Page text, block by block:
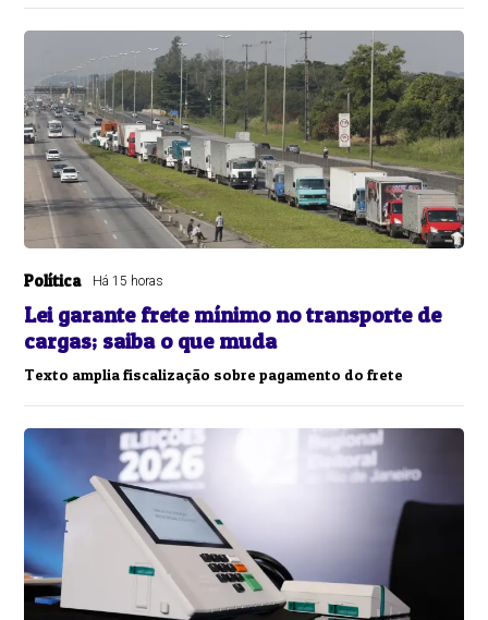
Política Há 15 horas
Lei garante frete mínimo no transporte de
cargas; saiba o que muda
Texto amplia fiscalização sobre pagamento do frete